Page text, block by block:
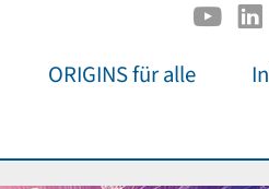
ORIGINS für alle
Café & Kosmos